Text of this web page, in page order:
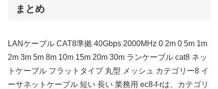
まとめ
LANケーブル CAT8準拠 40Gbps 2000MHz 0 2m 0 5m 1m
2m 3m 5m 8m 10m 15m 20m 30m ランケーブル cat8 ネッ
トケーブル フラットタイプ 丸型 メッシュ カテゴリー8 イ
ーサネットケーブル 短い 長い 業務用 ec8-f-rは、カテゴリ